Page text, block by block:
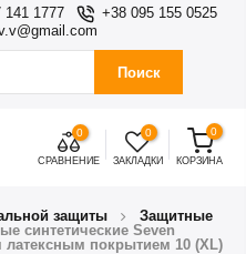
141 1777
+38 095 155 0525
Поиск
0
СРАВНЕНИЕ
0
ЗАКЛАДКИ
0
КОРЗИНА
защиты
Защитные
синтетические Seven
покрытием 10 (XL)